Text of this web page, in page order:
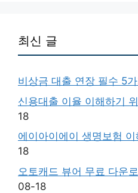
최신 글
비상금 대출 연장 필수 5
신용대출 이율 이해하기
18
에이아이에이 생명보험
18
오토캐드 뷰어 무료 다운
08-18